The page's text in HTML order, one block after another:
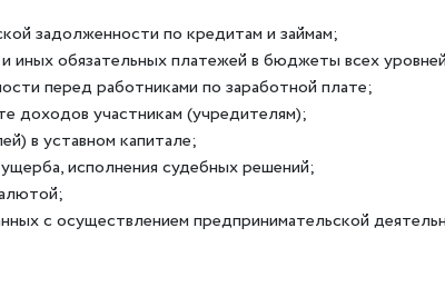
задолженности по кредитам и займам;
и иных обязательных платежей в бюджеты всех
перед работниками по заработной плате;
доходов участникам (учредителям);
в уставном капитале;
исполнения судебных решений;
с осуществлением предпринимательской